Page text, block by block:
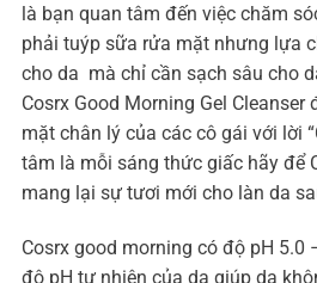
là bạn quan tâm đến việc chăm
phải tuýp sữa rửa mặt nhưng lựa
cho da mà chỉ cần sạch sâu cho
Cosrx Good Morning Gel
mặt chân lý của các cô gái với lời
tâm là mỗi sáng thức giấc hãy để
mang lại sự tươi mới cho làn da
Cosrx good morning có độ pH 5.0
độ pH tự nhiên của da giúp da